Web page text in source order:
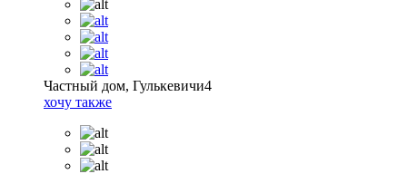
Частный дом, Гулькевичи4
хочу также